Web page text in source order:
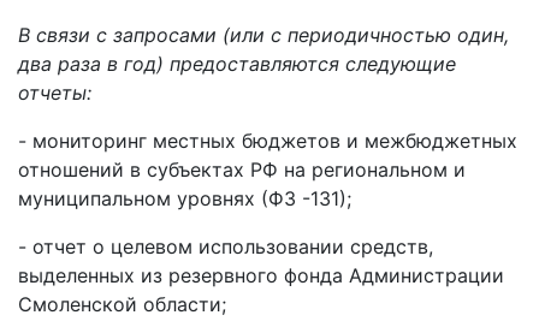
В связи с запросами (или с периодичностью один,
два раза в год) предоставляются следующие
отчеты:
- мониторинг местных бюджетов и межбюджетных
отношений в субъектах РФ на региональном и
муниципальном уровнях (ФЗ -131);
- отчет о целевом использовании средств,
выделенных из резервного фонда Администрации
Смоленской области;